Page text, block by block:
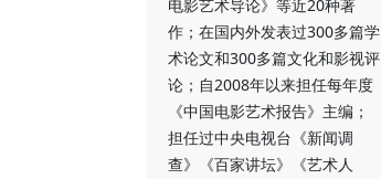
电影艺术导论》等近20种著
作；在国内外发表过300多篇学
术论文和300多篇文化和影视评
论；自2008年以来担任每年度
《中国电影艺术报告》主编；
担任过中央电视台《新闻调
查》《百家讲坛》《艺术人